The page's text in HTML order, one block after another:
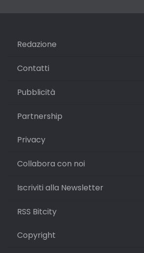
Redazione
Contatti
Pubblicità
Partnership
Privacy
Collabora con noi
Iscriviti alla Newsletter
RSS Bitcity
Copyright